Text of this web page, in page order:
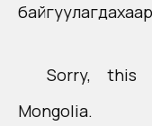
Sorry, this
Mongolia.